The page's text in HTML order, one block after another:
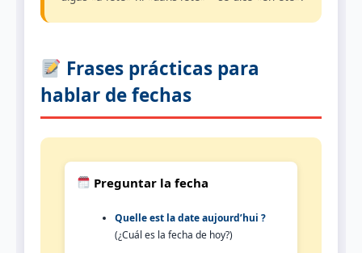
Frases prácticas para
hablar de fechas
Preguntar la fecha
Quelle est la date aujourd’hui ?
(¿Cuál es la fecha de hoy?)